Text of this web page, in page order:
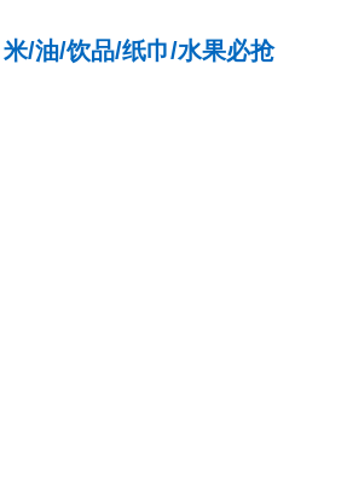
/油/饮品/纸巾/水果必抢